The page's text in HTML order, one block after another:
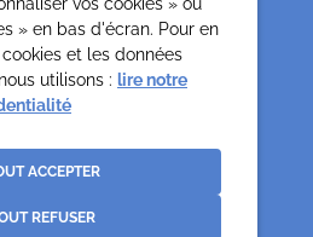
53 20 68 58
Légales
La Jungle
» en bas d'écran. Pour en
et les données
utilisons : lire notre
ACCEPTER
REFUSER